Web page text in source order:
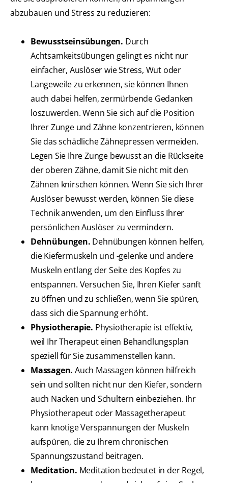
abzubauen und Stress zu reduzieren:
Bewusstseinsübungen. Durch
Achtsamkeitsübungen gelingt es nicht nur
einfacher, Auslöser wie Stress, Wut oder
Langeweile zu erkennen, sie können Ihnen
auch dabei helfen, zermürbende Gedanken
loszuwerden. Wenn Sie sich auf die Position
Ihrer Zunge und Zähne konzentrieren, können
Sie das schädliche Zähnepressen vermeiden.
Legen Sie Ihre Zunge bewusst an die Rückseite
der oberen Zähne, damit Sie nicht mit den
Zähnen knirschen können. Wenn Sie sich Ihrer
Auslöser bewusst werden, können Sie diese
Technik anwenden, um den Einfluss Ihrer
persönlichen Auslöser zu vermindern.
Dehnübungen. Dehnübungen können helfen,
die Kiefermuskeln und -gelenke und andere
Muskeln entlang der Seite des Kopfes zu
entspannen. Versuchen Sie, Ihren Kiefer sanft
zu öffnen und zu schließen, wenn Sie spüren,
dass sich die Spannung erhöht.
Physiotherapie. Physiotherapie ist effektiv,
weil Ihr Therapeut einen Behandlungsplan
speziell für Sie zusammenstellen kann.
Massagen. Auch Massagen können hilfreich
sein und sollten nicht nur den Kiefer, sondern
auch Nacken und Schultern einbeziehen. Ihr
Physiotherapeut oder Massagetherapeut
kann knotige Verspannungen der Muskeln
aufspüren, die zu Ihrem chronischen
Spannungszustand beitragen.
Meditation. Meditation bedeutet in der Regel,